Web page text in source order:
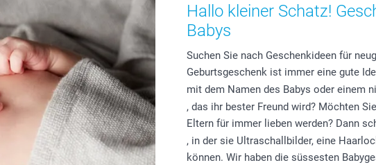
Hallo kleiner Schatz!
Babys
Suchen Sie nach Geschenkideen für
Geburtsgeschenk ist immer eine gute
mit dem Namen des Babys oder einem
, das ihr bester Freund wird? Möchten
Eltern für immer lieben werden? Dann
, in der sie Ultraschallbilder, eine
können. Wir haben die süssesten